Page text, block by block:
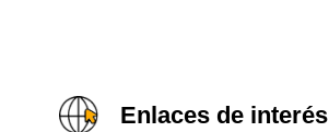
Enlaces de interés